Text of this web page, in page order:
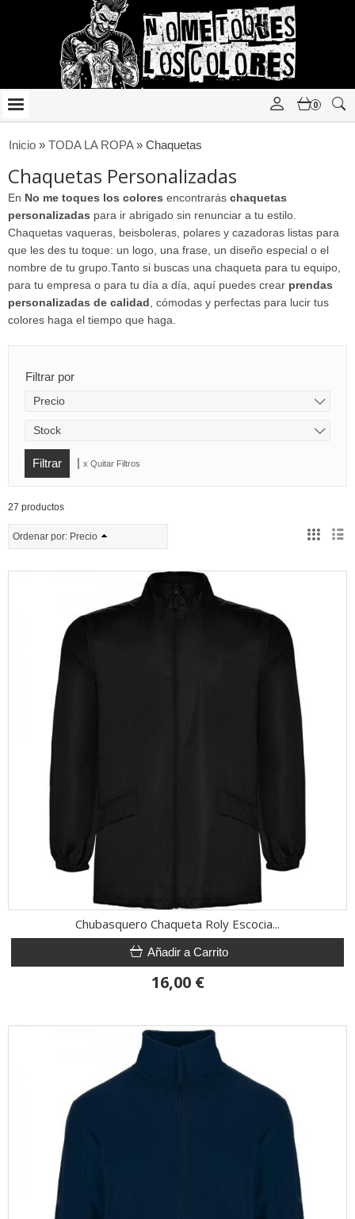
0
Inicio » TODA LA ROPA» Chaquetas
Chaquetas Personalizadas
En No me toques los colores encontrarás chaquetas
personalizadas para ir abrigado sin renunciar a tu estilo.
Chaquetas vaqueras, beisboleras, polares y cazadoras listas para
que les des tu toque: un logo, una frase, un diseño especial o el
nombre de tu grupo.Tanto si buscas una chaqueta para tu equipo,
para tu empresa o para tu día a día, aquí puedes crear prendas
personalizadas de calidad , cómodas y perfectas para lucir tus
colores haga el tiempo que haga.
Filtrar por
Precio
Stock
| x Quitar Filtros
27 productos
Ordenar por: Precio
Chubasquero Chaqueta Roly Escocia...
Añadir a Carrito
16,00 €